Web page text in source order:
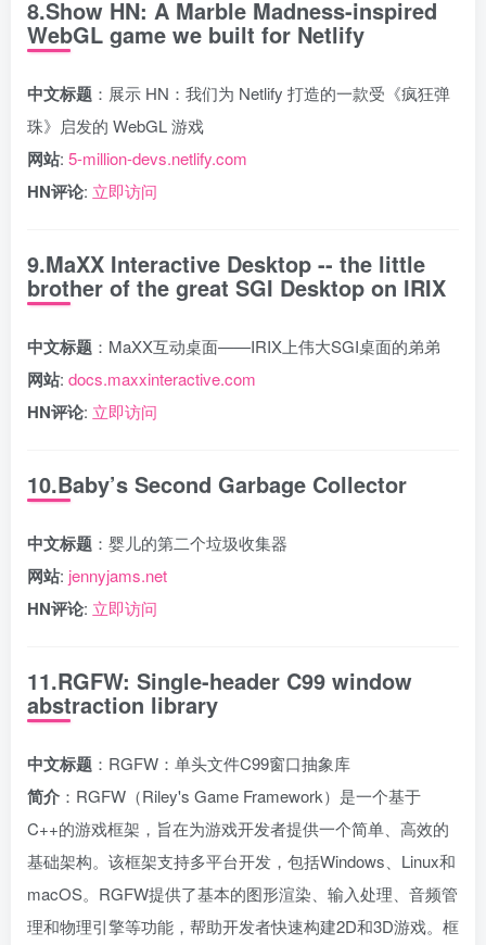
8.Show HN: A Marble Madness-inspired
WebGL game we built for Netlify
中文标题 ：展示 HN：我们为 Netlify 打造的一款受《疯狂弹
珠》启发的 WebGL 游戏
网站: 5-million-devs.netlify.com
HN评论: 立即访问
9.MaXX Interactive Desktop -- the little
brother of the great SGI Desktop on IRIX
中文标题 ：MaXX互动桌面——IRIX上伟大SGI桌面的弟弟
网站: docs.maxxinteractive.com
HN评论: 立即访问
10.Baby’s Second Garbage Collector
中文标题 ：婴儿的第二个垃圾收集器
网站: jennyjams.net
HN评论: 立即访问
11.RGFW: Single-header C99 window
abstraction library
中文标题 ：RGFW：单头文件C99窗口抽象库
简介 ：RGFW（Riley's Game Framework）是一个基于
C++的游戏框架，旨在为游戏开发者提供一个简单、高效的
基础架构。该框架支持多平台开发，包括Windows、Linux和
macOS。RGFW提供了基本的图形渲染、输入处理、音频管
理和物理引擎等功能，帮助开发者快速构建2D和3D游戏。框